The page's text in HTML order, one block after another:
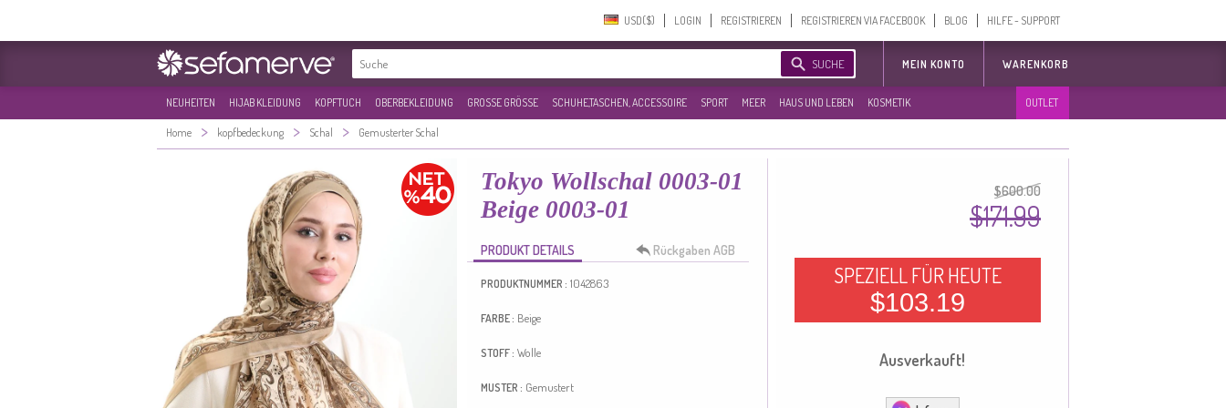
USD($)‎ LOGIN REGISTRIEREN REGISTRIEREN VIA FACEBOOK BLOG HILFE - SUPPORT
SUCHE MEIN KONTO WARENKORB
NEUHEITEN HIJAB KLEIDUNG KOPFTUCH OBERBEKLEIDUNG GROSSE GRÖSSE SCHUHE,TASCHEN, ACCESSOIRE SPORT MEER HAUS UND LEBEN KOSMETIK OUTLET
Home > kopfbedeckung > Schal > Gemusterter Schal
Tokyo Wollschal 0003-01
Beige 0003-01
PRODUKT DETAILS Rückgaben AGB
PRODUKTNUMMER : 1042863
FARBE : Beige
STOFF : Wolle
MUSTER : Gemustert
$600.00
$171.99
SPEZIELL FÜR HEUTE
$103.19
Ausverkauft!